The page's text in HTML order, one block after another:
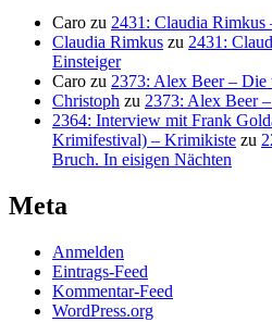
Caro zu 2431: Claudia
Claudia Rimkus zu 2431:
Einsteiger
Caro zu 2373: Alex Beer – Die
Christoph zu 2373: Alex Beer
2364: Interview mit Frank
Krimifestival) – Krimikiste zu
Bruch. In eisigen Nächten
Meta
Anmelden
Eintrags-Feed
Kommentar-Feed
WordPress.org